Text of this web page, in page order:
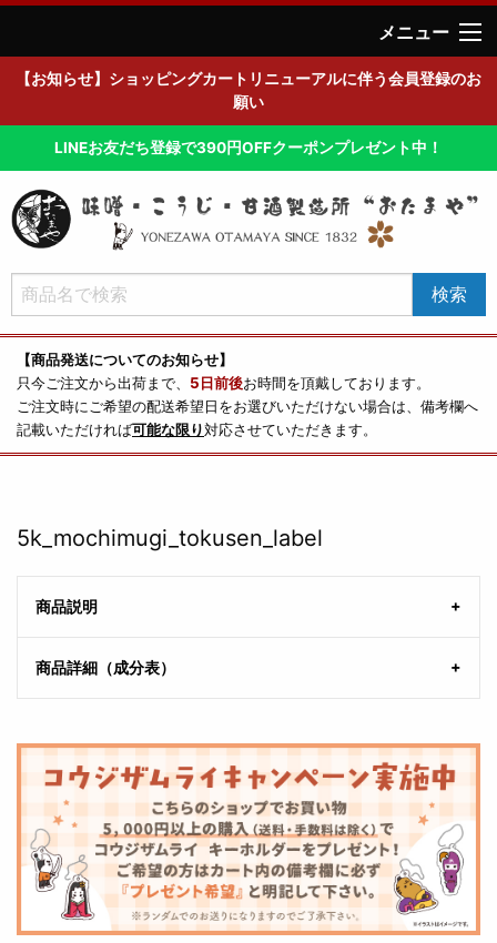
メニュー
【お知らせ】ショッピングカートリニューアルに伴う会員登録のお
願い
LINEお友だち登録で390円OFFクーポンプレゼント中！
【商品発送についてのお知らせ】
只今ご注文から出荷まで、 5日前後お時間を頂戴しております。
ご注文時にご希望の配送希望日をお選びいただけない場合は、備考欄へ
記載いただければ可能な限り対応させていただきます。
5k_mochimugi_tokusen_label
商品説明
商品詳細（成分表）